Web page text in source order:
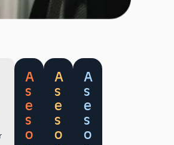
A
s
e
s
o
A
s
e
s
o
A
s
e
s
o